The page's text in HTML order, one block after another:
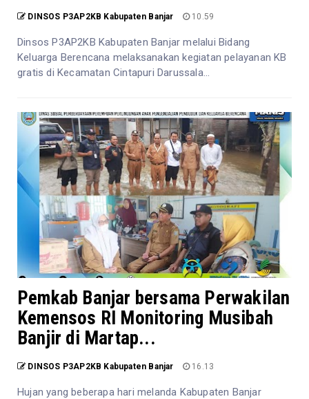
DINSOS P3AP2KB Kabupaten Banjar 10.59
Dinsos P3AP2KB Kabupaten Banjar melalui Bidang
Keluarga Berencana melaksanakan kegiatan pelayanan KB
gratis di Kecamatan Cintapuri Darussala...
Pemkab Banjar bersama Perwakilan
Kemensos RI Monitoring Musibah
Banjir di Martap...
DINSOS P3AP2KB Kabupaten Banjar 16.13
Hujan yang beberapa hari melanda Kabupaten Banjar